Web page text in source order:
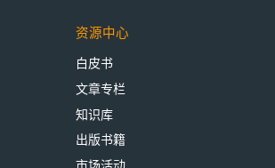
资源中心
白皮书
文章专栏
知识库
出版书籍